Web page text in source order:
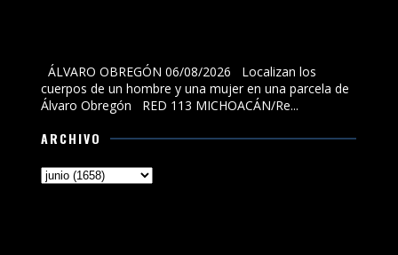
ÁLVARO OBREGÓN 06/08/2026 Localizan los
cuerpos de un hombre y una mujer en una parcela de
Álvaro Obregón RED 113 MICHOACÁN/Re...
ARCHIVO